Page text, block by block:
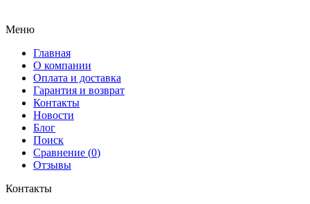
Меню
Главная
О компании
Оплата и доставка
Гарантия и возврат
Контакты
Новости
Блог
Поиск
Сравнение (0)
Отзывы
Контакты